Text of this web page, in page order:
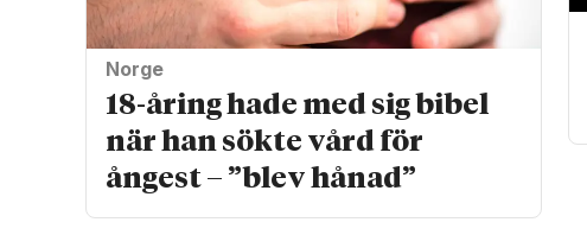
Norge
18-åring hade med sig bibel
när han sökte vård för
ångest – ”blev hånad”